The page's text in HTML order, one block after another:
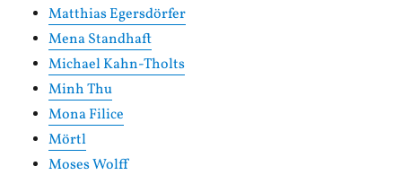
Matthias Egersdörfer
Mena Standhaft
Michael Kahn-Tholts
Minh Thu
Mona Filice
Mörtl
Moses Wolff